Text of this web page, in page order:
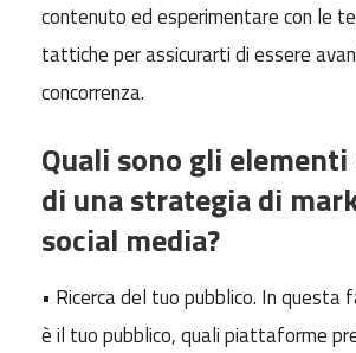
contenuto ed esperimentare con le
tattiche per assicurarti di essere
concorrenza.
Quali sono gli
di una strategia di
social media?
• Ricerca del tuo pubblico. In questa
è il tuo pubblico, quali piattaforme